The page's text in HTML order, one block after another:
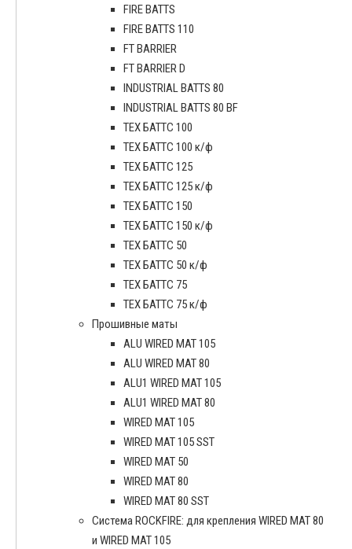
FIRE BATTS
FIRE BATTS 110
FT BARRIER
FT BARRIER D
INDUSTRIAL BATTS 80
INDUSTRIAL BATTS 80 BF
ТЕХ БАТТС 100
ТЕХ БАТТС 100 к/ф
ТЕХ БАТТС 125
ТЕХ БАТТС 125 к/ф
ТЕХ БАТТС 150
ТЕХ БАТТС 150 к/ф
ТЕХ БАТТС 50
ТЕХ БАТТС 50 к/ф
ТЕХ БАТТС 75
ТЕХ БАТТС 75 к/ф
Прошивные маты
ALU WIRED MAT 105
ALU WIRED MAT 80
ALU1 WIRED MAT 105
ALU1 WIRED MAT 80
WIRED MAT 105
WIRED MAT 105 SST
WIRED MAT 50
WIRED MAT 80
WIRED MAT 80 SST
Система ROCKFIRE: для крепления WIRED MAT 80
и WIRED MAT 105